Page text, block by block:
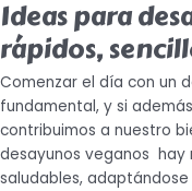
Ideas para
rápidos,
Comenzar el día con un
fundamental, y si
contribuimos a nuestro
desayunos veganos hay
saludables,